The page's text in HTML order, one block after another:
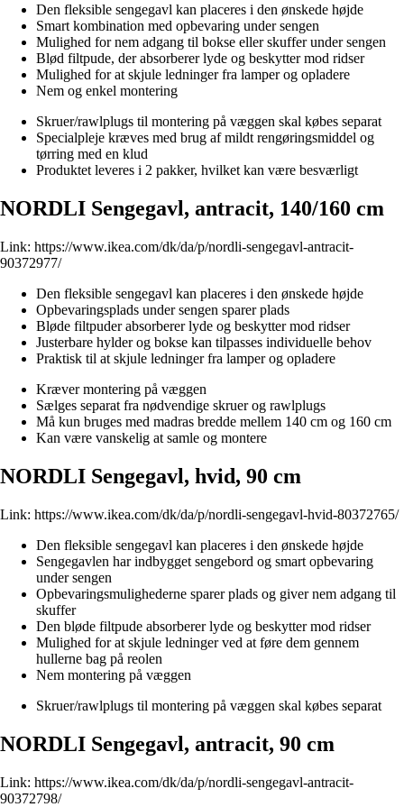
Den fleksible sengegavl kan placeres i den ønskede højde
Smart kombination med opbevaring under sengen
Mulighed for nem adgang til bokse eller skuffer under sengen
Blød filtpude, der absorberer lyde og beskytter mod ridser
Mulighed for at skjule ledninger fra lamper og opladere
Nem og enkel montering
Skruer/rawlplugs til montering på væggen skal købes separat
Specialpleje kræves med brug af mildt rengøringsmiddel og
tørring med en klud
Produktet leveres i 2 pakker, hvilket kan være besværligt
NORDLI Sengegavl, antracit, 140/160 cm
Link: https://www.ikea.com/dk/da/p/nordli-sengegavl-antracit-
90372977/
Den fleksible sengegavl kan placeres i den ønskede højde
Opbevaringsplads under sengen sparer plads
Bløde filtpuder absorberer lyde og beskytter mod ridser
Justerbare hylder og bokse kan tilpasses individuelle behov
Praktisk til at skjule ledninger fra lamper og opladere
Kræver montering på væggen
Sælges separat fra nødvendige skruer og rawlplugs
Må kun bruges med madras bredde mellem 140 cm og 160 cm
Kan være vanskelig at samle og montere
NORDLI Sengegavl, hvid, 90 cm
Link: https://www.ikea.com/dk/da/p/nordli-sengegavl-hvid-80372765/
Den fleksible sengegavl kan placeres i den ønskede højde
Sengegavlen har indbygget sengebord og smart opbevaring
under sengen
Opbevaringsmulighederne sparer plads og giver nem adgang til
skuffer
Den bløde filtpude absorberer lyde og beskytter mod ridser
Mulighed for at skjule ledninger ved at føre dem gennem
hullerne bag på reolen
Nem montering på væggen
Skruer/rawlplugs til montering på væggen skal købes separat
NORDLI Sengegavl, antracit, 90 cm
Link: https://www.ikea.com/dk/da/p/nordli-sengegavl-antracit-
90372798/